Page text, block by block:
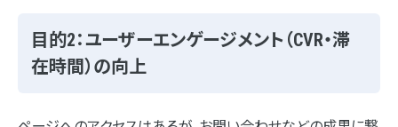
目的2：ユーザーエンゲージメント（CVR・滞
在時間）の向上